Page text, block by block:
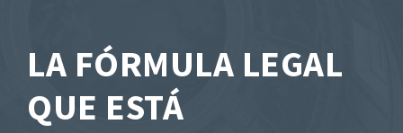
LA FÓRMULA LEGAL
QUE ESTÁ